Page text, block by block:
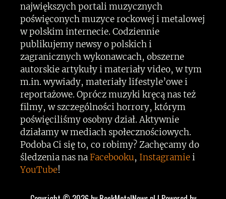
największych portali muzycznych
poświęconych muzyce rockowej i metalowej
w polskim internecie. Codziennie
publikujemy newsy o polskich i
zagranicznych wykonawcach, obszerne
autorskie artykuły i materiały video, w tym
m.in. wywiady, materiały lifestyle’owe i
reportażowe. Oprócz muzyki kręcą nas też
filmy, w szczególności horrory, którym
poświęciliśmy osobny dział. Aktywnie
działamy w mediach społecznościowych.
Podoba Ci się to, co robimy? Zachęcamy do
śledzenia nas naFacebooku, Instagramiei
YouTube!